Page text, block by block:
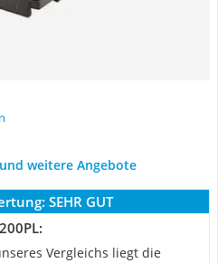
weitere Angebote
SEHR GUT
Vergleichs liegt die